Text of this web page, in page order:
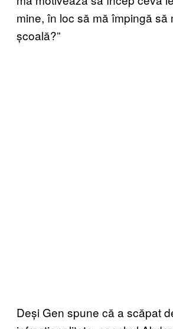
mine, în loc să mă împingă să
școală?”
Deși Gen spune că a scăpat